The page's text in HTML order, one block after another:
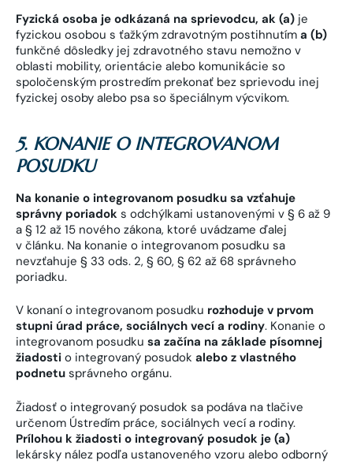
Fyzická osoba je odkázaná na sprievodcu, ak (a) je
fyzickou osobou s ťažkým zdravotným postihnutím a (b)
funkčné dôsledky jej zdravotného stavu nemožno v
oblasti mobility, orientácie alebo komunikácie so
spoločenským prostredím prekonať bez sprievodu inej
fyzickej osoby alebo psa so špeciálnym výcvikom.
5. KONANIE O INTEGROVANOM
POSUDKU
Na konanie o integrovanom posudku sa vzťahuje
správny poriadok s odchýlkami ustanovenými v § 6 až 9
a § 12 až 15 nového zákona, ktoré uvádzame ďalej
v článku. Na konanie o integrovanom posudku sa
nevzťahuje § 33 ods. 2, § 60, § 62 až 68 správneho
poriadku.
V konaní o integrovanom posudku rozhoduje v prvom
stupni úrad práce, sociálnych vecí a rodiny. Konanie o
integrovanom posudku sa začína na základe písomnej
žiadosti o integrovaný posudok alebo z vlastného
podnetu správneho orgánu.
Žiadosť o integrovaný posudok sa podáva na tlačive
určenom Ústredím práce, sociálnych vecí a rodiny.
Prílohou k žiadosti o integrovaný posudok je (a)
lekársky nález podľa ustanoveného vzoru alebo odborný